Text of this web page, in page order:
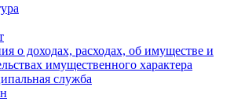
о доходах, расходах, об имуществе и
имущественного характера
служба